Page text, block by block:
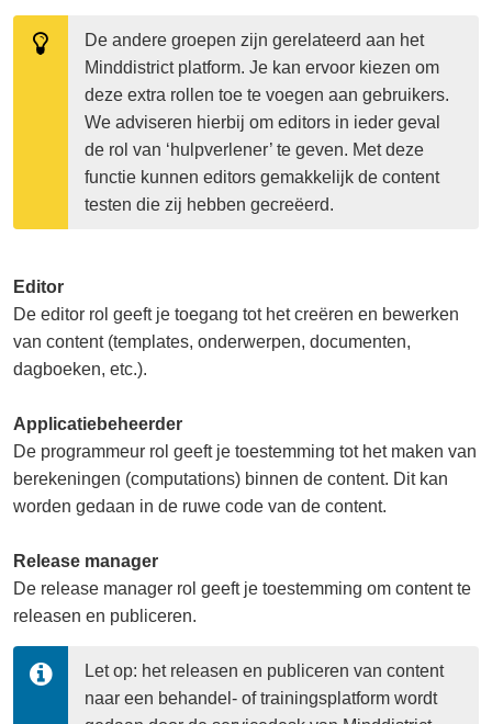
De andere groepen zijn gerelateerd aan het
Minddistrict platform. Je kan ervoor kiezen om
deze extra rollen toe te voegen aan gebruikers.
We adviseren hierbij om editors in ieder geval
de rol van ‘hulpverlener’ te geven. Met deze
functie kunnen editors gemakkelijk de content
testen die zij hebben gecreëerd.
Editor
De editor rol geeft je toegang tot het creëren en bewerken
van content (templates, onderwerpen, documenten,
dagboeken, etc.).
Applicatiebeheerder
De programmeur rol geeft je toestemming tot het maken van
berekeningen (computations) binnen de content. Dit kan
worden gedaan in de ruwe code van de content.
Release manager
De release manager rol geeft je toestemming om content te
releasen en publiceren.
Let op: het releasen en publiceren van content
naar een behandel- of trainingsplatform wordt